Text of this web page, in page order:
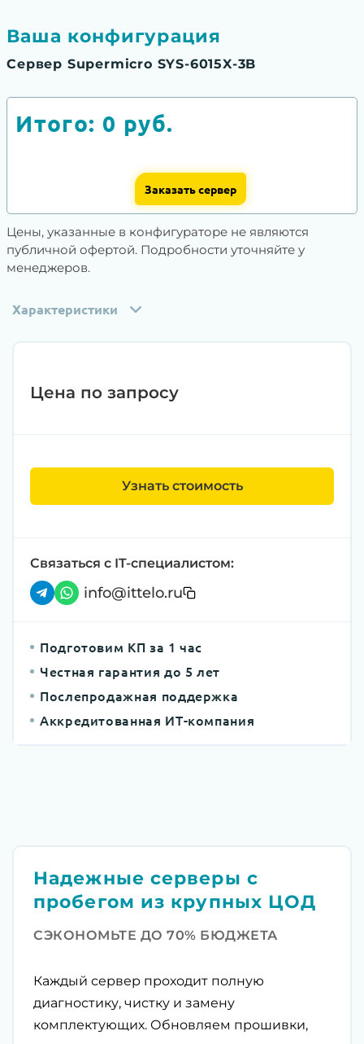
Ваша конфигурация
Сервер Supermicro SYS-6015X-3B
Итого: 0 руб.
Заказать сервер
Цены, указанные в конфигураторе не являются
публичной офертой. Подробности уточняйте у
менеджеров.
Характеристики
Цена по запросу
Узнать стоимость
Связаться с IT-специалистом:
info@ittelo.ru
Подготовим КП за 1 час
Честная гарантия до 5 лет
Послепродажная поддержка
Аккредитованная ИТ-компания
Надежные серверы с
пробегом из крупных ЦОД
СЭКОНОМЬТЕ ДО 70% БЮДЖЕТА
Каждый сервер проходит полную
диагностику, чистку и замену
комплектующих. Обновляем прошивки,